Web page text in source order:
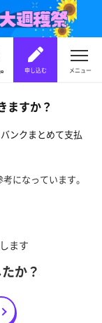
申し込む メニュー
ますか？
ンクまとめて支払
になっています。
ます
か？